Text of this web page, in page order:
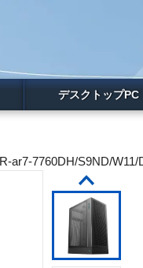
デスクトップPC
ar7-7760DH/S9ND/W11/